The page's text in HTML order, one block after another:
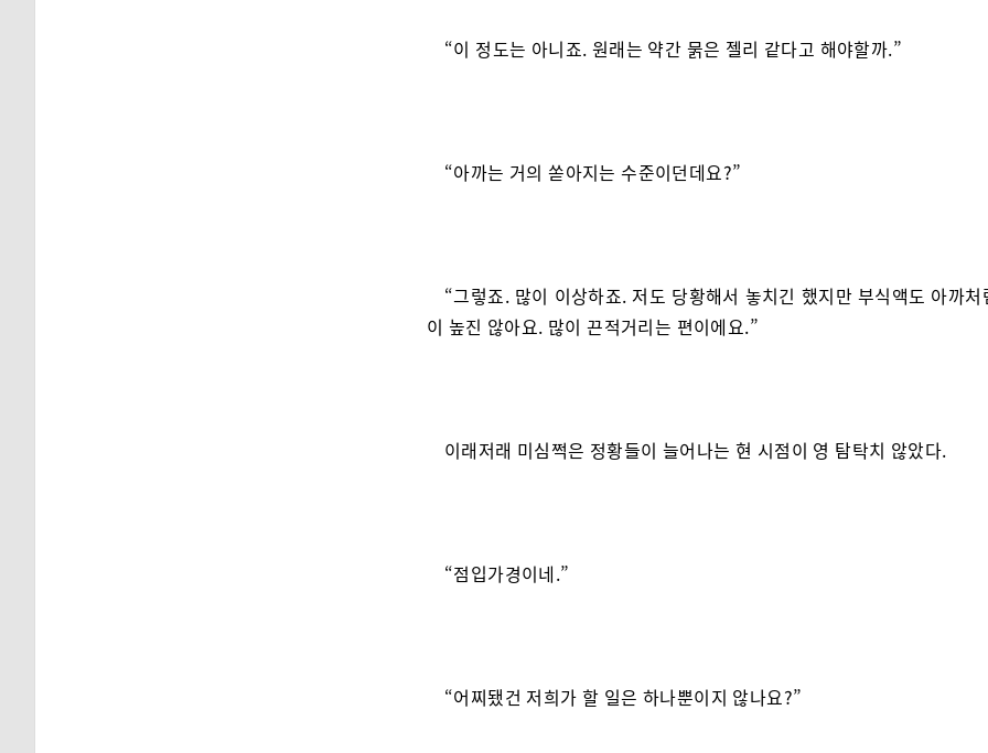
“이 정도는 아니죠. 원래는 약간 묽은 젤리 같다고 해야할까.”
“아까는 거의 쏟아지는 수준이던데요?”
“그렇죠. 많이 이상하죠. 저도 당황해서 놓치긴 했지만 부식액도 아까처
이 높진 않아요. 많이 끈적거리는 편이에요.”
이래저래 미심쩍은 정황들이 늘어나는 현 시점이 영 탐탁치 않았다.
“점입가경이네.”
“어찌됐건 저희가 할 일은 하나뿐이지 않나요?”